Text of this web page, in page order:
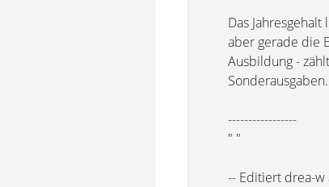
Das
aber gerade die
Ausbildung -
-----------------
" "
-- Editiert drea-w